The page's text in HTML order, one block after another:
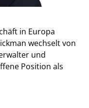
in Europa
wechselt von
und
Position als